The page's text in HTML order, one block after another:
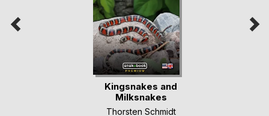
Kingsnakes and
Milksnakes
Thorsten Schmidt